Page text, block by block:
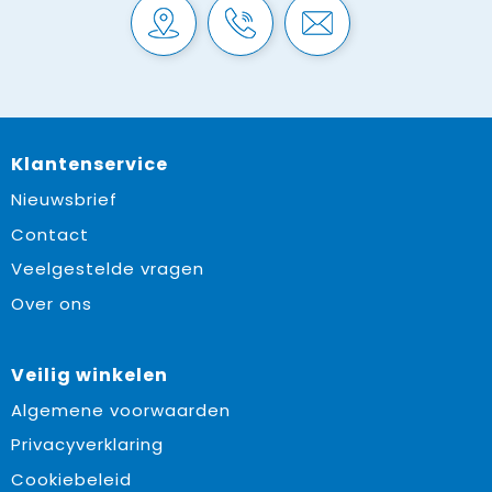
Klantenservice
Nieuwsbrief
Contact
Veelgestelde vragen
Over ons
Veilig winkelen
Algemene voorwaarden
Privacyverklaring
Cookiebeleid